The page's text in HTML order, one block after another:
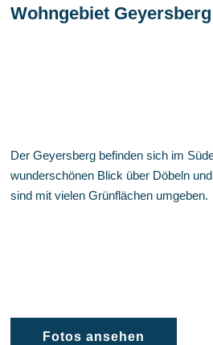
Wohngebiet Geyersberg
Der Geyersberg befinden sich im
wunderschönen Blick über Döbeln
sind mit vielen Grünflächen umgeben.
Fotos ansehen